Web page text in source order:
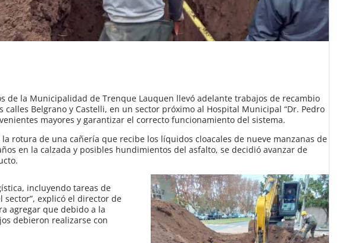
de la Municipalidad de Trenque Lauquen llevó adelante trabajos de recambio
Belgrano y Castelli, en un sector próximo al Hospital Municipal “Dr. Pedro
mayores y garantizar el correcto funcionamiento del sistema.
rotura de una cañería que recibe los líquidos cloacales de nueve manzanas de
en la calzada y posibles hundimientos del asfalto, se decidió avanzar de
incluyendo tareas de
explicó el director de
agregar que debido a la
debieron realizarse con